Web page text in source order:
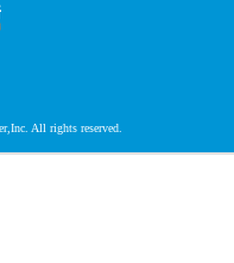
All rights reserved.